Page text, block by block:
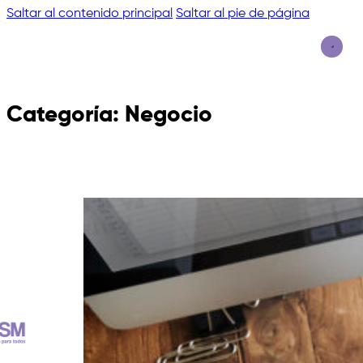
Saltar al contenido principal Saltar al pie de página
Categoría: Negocio